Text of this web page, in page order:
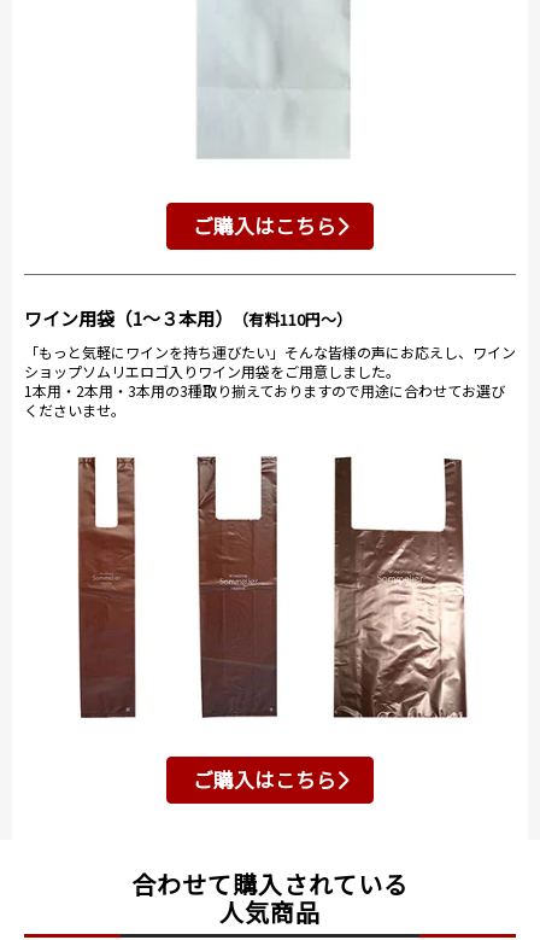
ご購入はこちら
ワイン用袋（1～３本用） （有料110円～）
「もっと気軽にワインを持ち運びたい」そんな皆様の声にお応えし、ワイン
ショップソムリエロゴ入りワイン用袋をご用意しました。
1本用・2本用・3本用の3種取り揃えておりますので用途に合わせてお選び
くださいませ。
ご購入はこちら
合わせて購入されている
人気商品